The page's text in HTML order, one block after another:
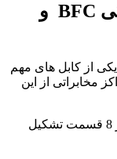
BFC و
از کابل های مهم
مخابراتی از این
ساختمان کابل ژله فیلد خاکی 20 زوج BFC از 8 قسمت تشکیل